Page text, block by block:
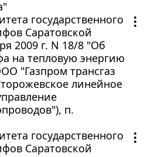
государственного
Саратовской
2009 г. N 18/8 "Об
на тепловую энергию
"Газпром трансгаз
линейное
п.
государственного
Саратовской